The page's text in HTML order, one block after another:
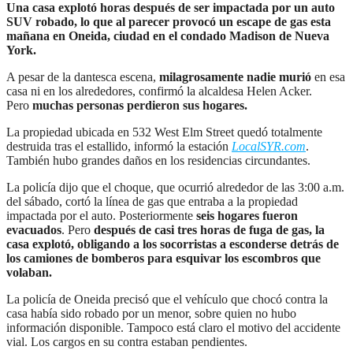
Una casa explotó horas después de ser impactada por un auto
SUV robado, lo que al parecer provocó un escape de gas esta
mañana en Oneida, ciudad en el condado Madison de Nueva
York.
A pesar de la dantesca escena, milagrosamente nadie murió en esa
casa ni en los alrededores, confirmó la alcaldesa Helen Acker.
Pero muchas personas perdieron sus hogares.
La propiedad ubicada en 532 West Elm Street quedó totalmente
destruida tras el estallido, informó la estación LocalSYR.com.
También hubo grandes daños en los residencias circundantes.
La policía dijo que el choque, que ocurrió alrededor de las 3:00 a.m.
del sábado, cortó la línea de gas que entraba a la propiedad
impactada por el auto. Posteriormente seis hogares fueron
evacuados. Pero después de casi tres horas de fuga de gas, la
casa explotó, obligando a los socorristas a esconderse detrás de
los camiones de bomberos para esquivar los escombros que
volaban.
La policía de Oneida precisó que el vehículo que chocó contra la
casa había sido robado por un menor, sobre quien no hubo
información disponible. Tampoco está claro el motivo del accidente
vial. Los cargos en su contra estaban pendientes.